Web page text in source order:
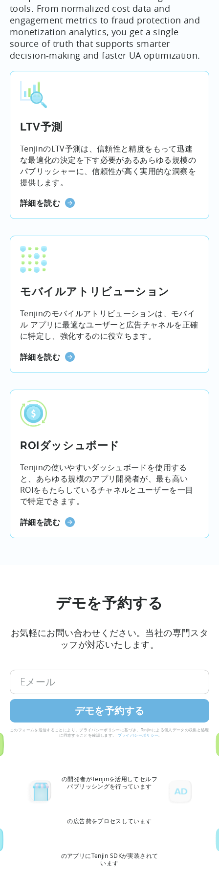
tools. From normalized cost data and
engagement metrics to fraud protection and
monetization analytics, you get a single
source of truth that supports smarter
decision-making and faster UA optimization.
LTV予測
TenjinのLTV予測は、信頼性と精度をもって迅速
な最適化の決定を下す必要があるあらゆる規模の
パブリッシャーに、信頼性が高く実用的な洞察を
提供します。
詳細を読む
モバイルアトリビューション
Tenjinのモバイルアトリビューションは、モバイ
ル アプリに最適なユーザーと広告チャネルを正確
に特定し、強化するのに役立ちます。
詳細を読む
ROIダッシュボード
Tenjinの使いやすいダッシュボードを使用する
と、あらゆる規模のアプリ開発者が、最も高い
ROIをもたらしているチャネルとユーザーを一目
で特定できます。
詳細を読む
デモを予約する
お気軽にお問い合わせください。当社の専門スタ
ッフが対応いたします。
このフォームを送信することにより、プライバシーポリシーに基づき、Tenjinによる個人データの収集と処理
に同意することを確認します。
プライバシーポリシー
の開発者がTenjinを活用してセルフ
パブリッシングを行っています
の広告費をプロセスしています
のアプリにTenjin SDKが実装されて
います